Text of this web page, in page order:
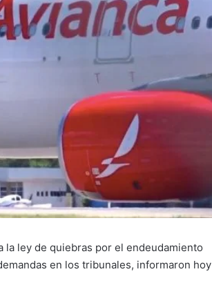
la ley de quiebras por el endeudamiento
en los tribunales, informaron hoy